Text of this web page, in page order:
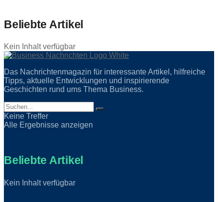
Beliebte Artikel
Kein Inhalt verfügbar
Das Nachrichtenmagazin für interessante Artikel, hilfreiche
Tipps, aktuelle Entwicklungen und inspirierende
Geschichten rund ums Thema Business.
Keine Treffer
Alle Ergebnisse anzeigen
Beliebte Artikel
Kein Inhalt verfügbar